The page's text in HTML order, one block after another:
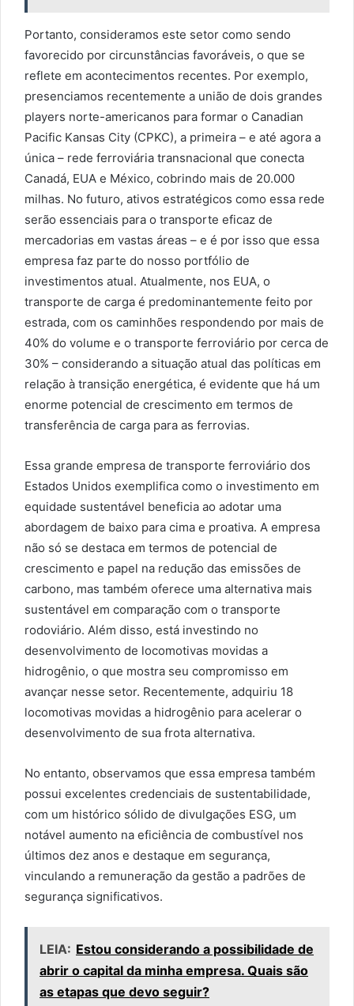
Portanto, consideramos este setor como sendo
favorecido por circunstâncias favoráveis, o que se
reflete em acontecimentos recentes. Por exemplo,
presenciamos recentemente a união de dois grandes
players norte-americanos para formar o Canadian
Pacific Kansas City (CPKC), a primeira – e até agora a
única – rede ferroviária transnacional que conecta
Canadá, EUA e México, cobrindo mais de 20.000
milhas. No futuro, ativos estratégicos como essa rede
serão essenciais para o transporte eficaz de
mercadorias em vastas áreas – e é por isso que essa
empresa faz parte do nosso portfólio de
investimentos atual. Atualmente, nos EUA, o
transporte de carga é predominantemente feito por
estrada, com os caminhões respondendo por mais de
40% do volume e o transporte ferroviário por cerca de
30% – considerando a situação atual das políticas em
relação à transição energética, é evidente que há um
enorme potencial de crescimento em termos de
transferência de carga para as ferrovias.
Essa grande empresa de transporte ferroviário dos
Estados Unidos exemplifica como o investimento em
equidade sustentável beneficia ao adotar uma
abordagem de baixo para cima e proativa. A empresa
não só se destaca em termos de potencial de
crescimento e papel na redução das emissões de
carbono, mas também oferece uma alternativa mais
sustentável em comparação com o transporte
rodoviário. Além disso, está investindo no
desenvolvimento de locomotivas movidas a
hidrogênio, o que mostra seu compromisso em
avançar nesse setor. Recentemente, adquiriu 18
locomotivas movidas a hidrogênio para acelerar o
desenvolvimento de sua frota alternativa.
No entanto, observamos que essa empresa também
possui excelentes credenciais de sustentabilidade,
com um histórico sólido de divulgações ESG, um
notável aumento na eficiência de combustível nos
últimos dez anos e destaque em segurança,
vinculando a remuneração da gestão a padrões de
segurança significativos.
LEIA: Estou considerando a possibilidade de
abrir o capital da minha empresa. Quais são
as etapas que devo seguir?